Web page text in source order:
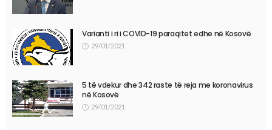
Varianti i ri i COVID-19 paraqitet edhe në Kosovë
29/01/2021
5 të vdekur dhe 342 raste të reja me koronavirus
në Kosovë
29/01/2021